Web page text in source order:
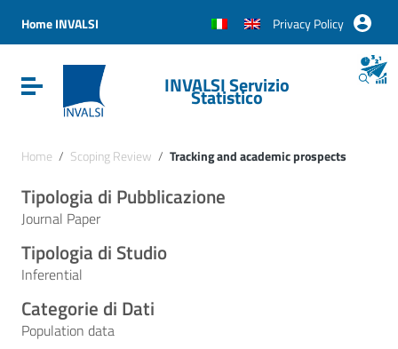
Vai al menu di navigazione
Vai al footer
Home INVALSI Privacy Policy
Attiva / disattiva la navigazioneINVALSI Servizio
Statistico
Home / Scoping Review / Tracking and academic prospects
Tipologia di Pubblicazione
Journal Paper
Tipologia di Studio
Inferential
Categorie di Dati
Population data